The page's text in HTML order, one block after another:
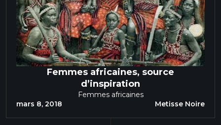
Femmes africaines, source
d’inspiration
Femmes africaines
mars 8, 2018
Metisse Noire